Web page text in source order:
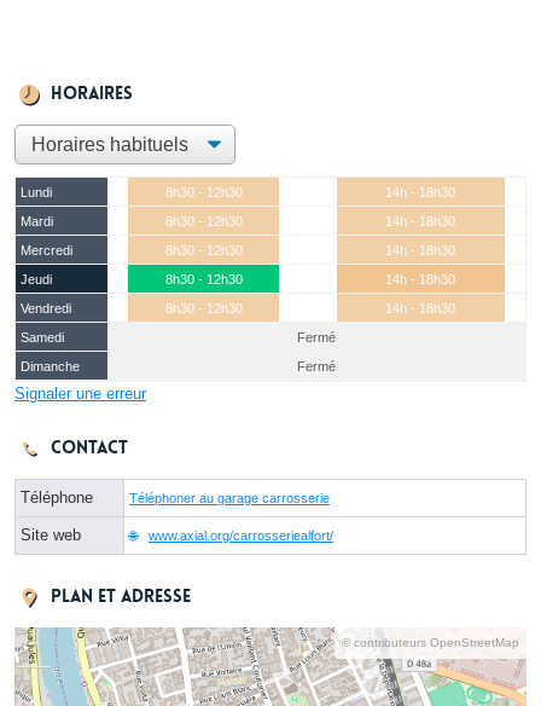
Horaires
Lundi 8h30 - 12h30
14h - 18h30
Mardi
8h30 - 12h30
14h - 18h30
Mercredi
8h30 - 12h30
14h - 18h30
Jeudi
8h30 - 12h30
14h - 18h30
Vendredi
8h30 - 12h30
14h - 18h30
Samedi
Fermé
Dimanche
Fermé
Signaler une erreur
Contact
Téléphone Téléphoner au garage carrosserie
Site web www.axial.org/carrosseriealfort/
Plan et adresse
© contributeurs OpenStreetMap